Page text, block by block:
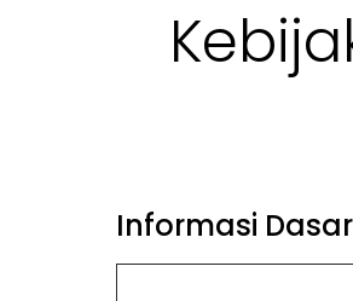
Informasi Dasar